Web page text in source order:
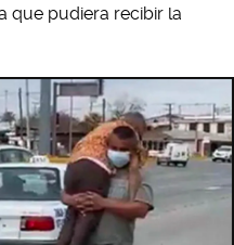
que pudiera recibir la